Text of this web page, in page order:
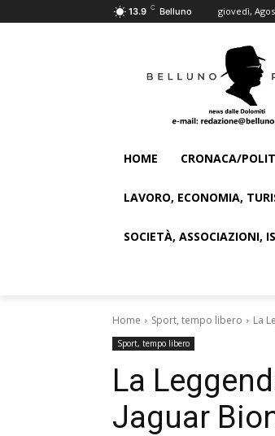
13.9 C Belluno giovedì,
HOME CRONACA/
LAVORO, ECONOMIA,
SOCIETÀ, ASSOCIAZIONI,
Home Sport, tempo libero La
Sport, tempo libero
La
Jaguar